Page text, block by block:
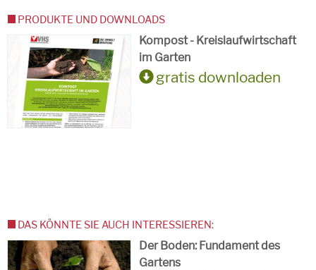
PRODUKTE UND DOWNLOADS
Kompost - Kreislaufwirtschaft
im Garten
gratis downloaden
DAS KÖNNTE SIE AUCH INTERESSIEREN:
Der Boden: Fundament des
Gartens